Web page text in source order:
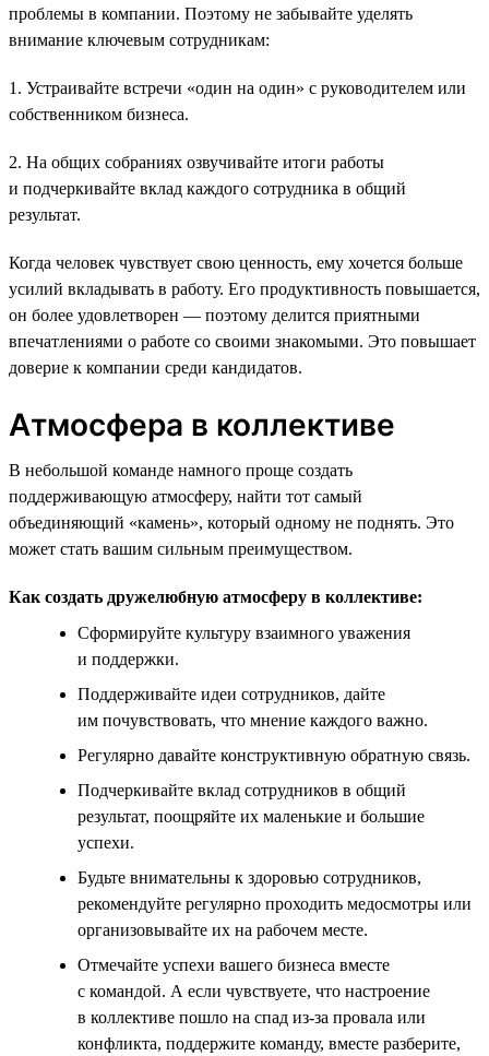
проблемы в компании. Поэтому не забывайте уделять
внимание ключевым сотрудникам:
1. Устраивайте встречи «один на один» с руководителем или
собственником бизнеса.
2. На общих собраниях озвучивайте итоги работы
и подчеркивайте вклад каждого сотрудника в общий
результат.
Когда человек чувствует свою ценность, ему хочется больше
усилий вкладывать в работу. Его продуктивность повышается,
он более удовлетворен — поэтому делится приятными
впечатлениями о работе со своими знакомыми. Это повышает
доверие к компании среди кандидатов.
Атмосфера в коллективе
В небольшой команде намного проще создать
поддерживающую атмосферу, найти тот самый
объединяющий «камень», который одному не поднять. Это
может стать вашим сильным преимуществом.
Как создать дружелюбную атмосферу в коллективе:
Сформируйте культуру взаимного уважения
и поддержки.
Поддерживайте идеи сотрудников, дайте
им почувствовать, что мнение каждого важно.
Регулярно давайте конструктивную обратную связь.
Подчеркивайте вклад сотрудников в общий
результат, поощряйте их маленькие и большие
успехи.
Будьте внимательны к здоровью сотрудников,
рекомендуйте регулярно проходить медосмотры или
организовывайте их на рабочем месте.
Отмечайте успехи вашего бизнеса вместе
с командой. А если чувствуете, что настроение
в коллективе пошло на спад из-за провала или
конфликта, поддержите команду, вместе разберите,